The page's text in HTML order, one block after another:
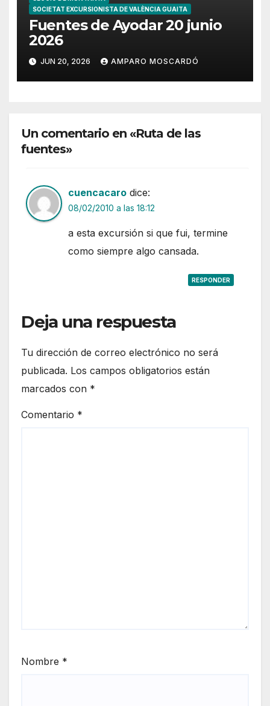
SOCIETAT EXCURSIONISTA DE VALÈNCIA GUAITA
Fuentes de Ayodar 20 junio
2026
JUN 20, 2026 AMPARO MOSCARDÓ
Un comentario en «Ruta de las
fuentes»
cuencacaro dice:
08/02/2010 a las 18:12
a esta excursión si que fui, termine
como siempre algo cansada.
RESPONDER
Deja una respuesta
Tu dirección de correo electrónico no será
publicada. Los campos obligatorios están
marcados con *
Comentario *
Nombre *